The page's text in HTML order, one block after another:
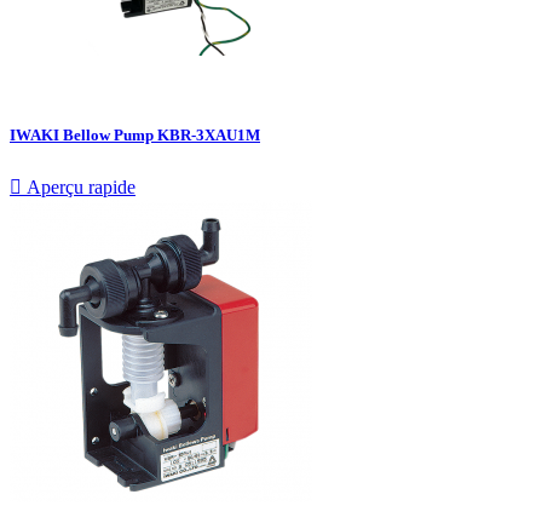
IWAKI Bellow Pump KBR-3XAU1M
 Aperçu rapide